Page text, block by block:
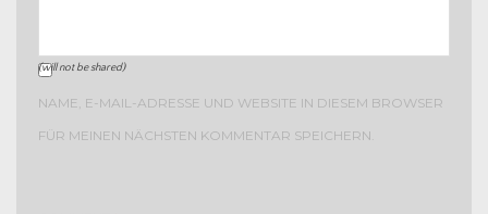
(will not be shared)
NAME, E-MAIL-ADRESSE UND WEBSITE IN DIESEM BROWSER
FÜR MEINEN NÄCHSTEN KOMMENTAR SPEICHERN.